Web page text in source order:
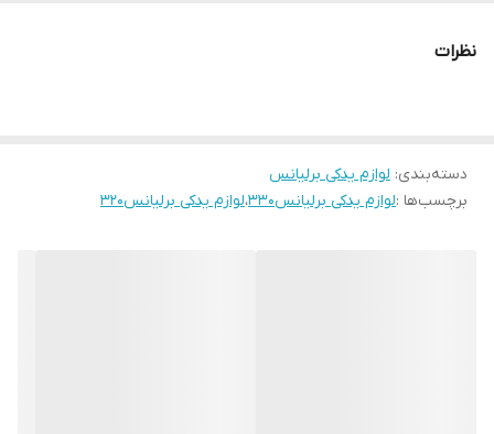
نظرات
دسته‌بندی: لوازم یدکی برلیانس
برچسب‌ها :لوازم یدکی برلیانس۳۳۰ ،لوازم یدکی برلیانس۳۲۰